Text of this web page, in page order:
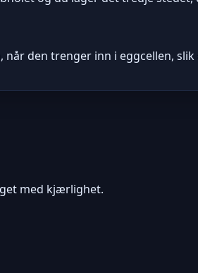
den trenger inn i eggcellen,
med kjærlighet.